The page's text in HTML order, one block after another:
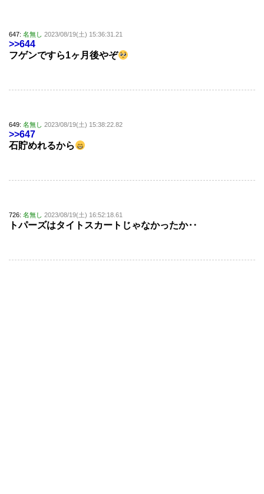
647: 名無し 2023/08/19(土) 15:36:31.21
>>644
フゲンですら1ヶ月後やぞ
649: 名無し 2023/08/19(土) 15:38:22.82
>>647
石貯めれるから
726: 名無し 2023/08/19(土) 16:52:18.61
トパーズはタイトスカートじゃなかったか‥